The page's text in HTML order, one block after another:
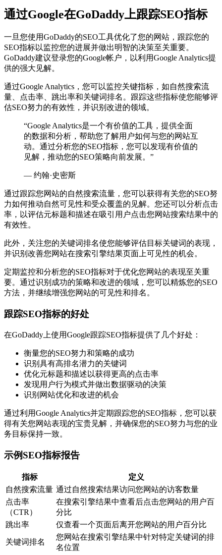
通过Google在GoDaddy上跟踪SEO指标
一旦您使用GoDaddy的SEO工具优化了您的网站，跟踪您的
SEO指标以监控您的进展并做出明智的决策至关重要。
GoDaddy建议登录您的Google帐户，以利用Google Analytics提
供的强大见解。
通过Google Analytics，您可以监控关键指标，如自然搜索流
量、点击率、跳出率和关键词排名。跟踪这些指标使您能够评
估SEO努力的有效性，并识别改进的领域。
“Google Analytics是一个有价值的工具，提供全面
的数据和分析，帮助您了解用户如何与您的网站互
动。通过分析您的SEO指标，您可以发现有价值的
见解，推动您的SEO策略向前发展。”
— 约翰·史密斯
通过跟踪您网站的自然搜索流量，您可以获得有关您的SEO努
力如何推动自然可见性和受众覆盖的见解。您还可以分析点击
率，以评估元标题和描述在吸引用户点击您网站搜索结果中的
有效性。
此外，关注您的关键词排名使您能够评估目标关键词的表现，
并识别改善您网站在搜索引擎结果页面上可见性的机会。
定期监控和分析您的SEO指标对于优化您网站的表现至关重
要。通过识别成功的策略和改进的领域，您可以精炼您的SEO
方法，并继续增强您网站的可见性和排名。
跟踪SEO指标的好处
在GoDaddy上使用Google跟踪SEO指标提供了几个好处：
衡量您的SEO努力和策略的成功
识别具有高排名潜力的关键词
优化元标题和描述以获得更高的点击率
发现用户行为模式并做出数据驱动的决策
识别网站优化和改进的机会
通过利用Google Analytics并定期跟踪您的SEO指标，您可以获
得有关您网站表现的宝贵见解，并确保您的SEO努力与您的业
务目标保持一致。
示例SEO指标报告
指标
定义
自然搜索流量 通过自然搜索结果访问您网站的访客数量
点击率
（CTR）
在搜索引擎结果中查看后点击您网站的用户百
分比
跳出率
仅查看一个页面后离开您网站的用户百分比
关键词排名
您网站在搜索引擎结果中针对特定关键词的排
名位置